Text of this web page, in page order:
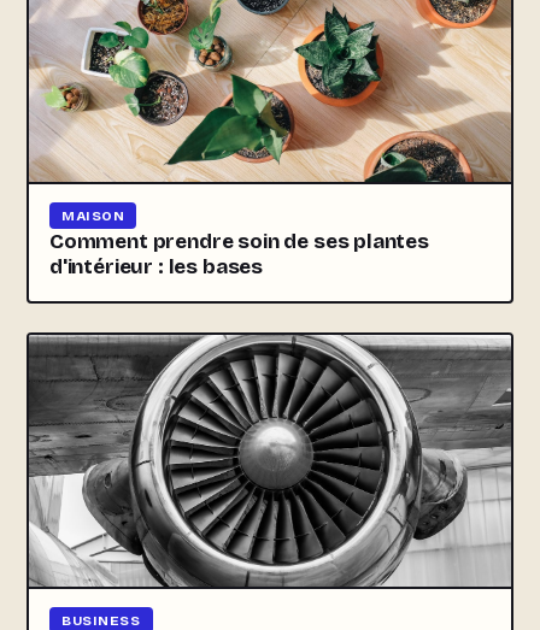
MAISON
Comment prendre soin de ses plantes
d'intérieur : les bases
BUSINESS